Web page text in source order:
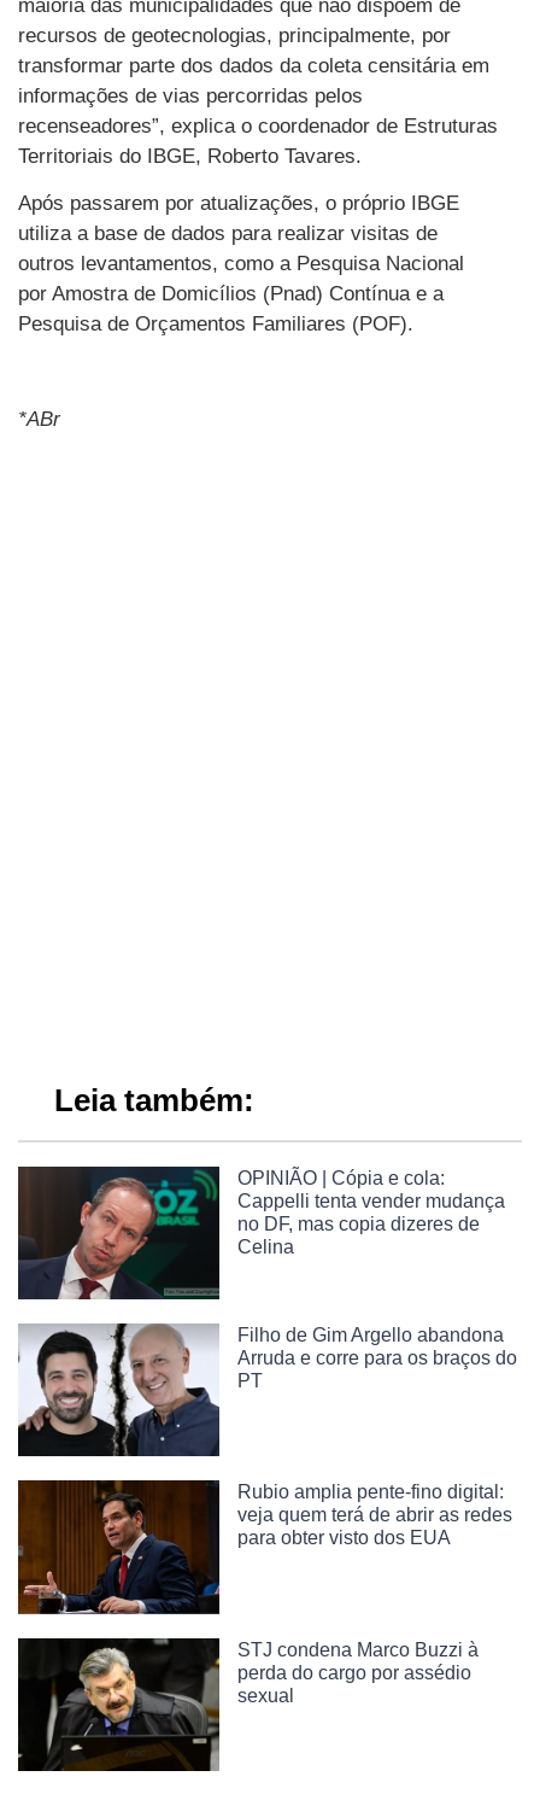
maioria das municipalidades que não dispõem de
recursos de geotecnologias, principalmente, por
transformar parte dos dados da coleta censitária em
informações de vias percorridas pelos
recenseadores”, explica o coordenador de Estruturas
Territoriais do IBGE, Roberto Tavares.
Após passarem por atualizações, o próprio IBGE
utiliza a base de dados para realizar visitas de
outros levantamentos, como a Pesquisa Nacional
por Amostra de Domicílios (Pnad) Contínua e a
Pesquisa de Orçamentos Familiares (POF).
*ABr
Leia também:
OPINIÃO | Cópia e cola:
Cappelli tenta vender mudança
no DF, mas copia dizeres de
Celina
Filho de Gim Argello abandona
Arruda e corre para os braços do
PT
Rubio amplia pente-fino digital:
veja quem terá de abrir as redes
para obter visto dos EUA
STJ condena Marco Buzzi à
perda do cargo por assédio
sexual